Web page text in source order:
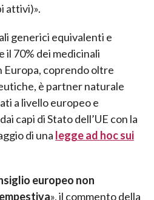
attivi)».
generici equivalenti e
il 70% dei medicinali
Europa, coprendo oltre
è partner naturale
a livello europeo e
capi di Stato dell’UE con la
di una legge ad hoc sui
europeo non
», il commento della